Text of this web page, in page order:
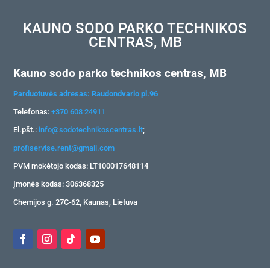
KAUNO SODO PARKO TECHNIKOS
CENTRAS, MB
Kauno sodo parko technikos centras, MB
Parduotuvės adresas: Raudondvario pl.96
Telefonas:+370 608 24911
El.pšt.: info@sodotechnikoscentras.lt;
profiservise.rent@gmail.com
PVM mokėtojo kodas: LT100017648114
Įmonės kodas: 306368325
Chemijos g. 27C-62, Kaunas, Lietuva